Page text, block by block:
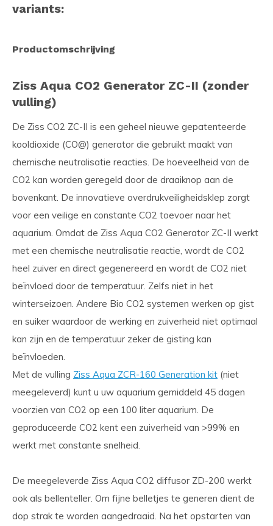
variants:
Productomschrijving
Ziss Aqua CO2 Generator ZC-II (zonder
vulling)
De Ziss CO2 ZC-II is een geheel nieuwe gepatenteerde
kooldioxide (CO@) generator die gebruikt maakt van
chemische neutralisatie reacties. De hoeveelheid van de
CO2 kan worden geregeld door de draaiknop aan de
bovenkant. De innovatieve overdrukveiligheidsklep zorgt
voor een veilige en constante CO2 toevoer naar het
aquarium. Omdat de Ziss Aqua CO2 Generator ZC-II werkt
met een chemische neutralisatie reactie, wordt de CO2
heel zuiver en direct gegenereerd en wordt de CO2 niet
beïnvloed door de temperatuur. Zelfs niet in het
winterseizoen. Andere Bio CO2 systemen werken op gist
en suiker waardoor de werking en zuiverheid niet optimaal
kan zijn en de temperatuur zeker de gisting kan
beïnvloeden.
Met de vulling Ziss Aqua ZCR-160 Generation kit (niet
meegeleverd) kunt u uw aquarium gemiddeld 45 dagen
voorzien van CO2 op een 100 liter aquarium. De
geproduceerde CO2 kent een zuiverheid van >99% en
werkt met constante snelheid.
De meegeleverde Ziss Aqua CO2 diffusor ZD-200 werkt
ook als bellenteller. Om fijne belletjes te generen dient de
dop strak te worden aangedraaid. Na het opstarten van